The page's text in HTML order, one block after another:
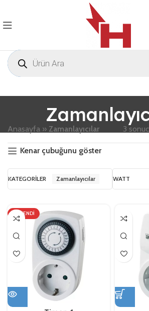
Anasayfa » Zamanlayıcılar 3
Kenar çubuğunu göster
KATEGORILER Zamanlayıcılar WATT
TÜKENDI